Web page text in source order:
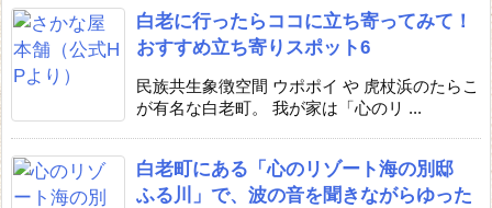
白老に行ったらココに立ち寄ってみて！
おすすめ立ち寄りスポット6
民族共生象徴空間 ウポポイ や 虎杖浜のたらこ
が有名な白老町。 我が家は「心のリ ...
白老町にある「心のリゾート海の別邸
ふる川」で、波の音を聞きながらゆった